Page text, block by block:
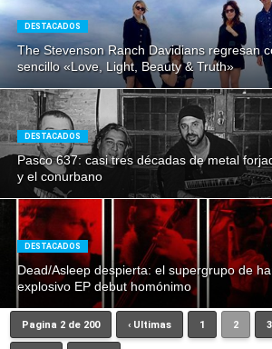
DESTACADOS
The Stevenson Ranch Davidians regresan
sencillo «Love, Light, Beauty & Truth»
DESTACADOS
Pasco 637: casi tres décadas de metal
y el conurbano
DESTACADOS
Dead/Asleep despierta: el supergrupo de
explosivo EP debut homónimo
Pagina 2 de 200 ‹ Ultimas 1 2 3